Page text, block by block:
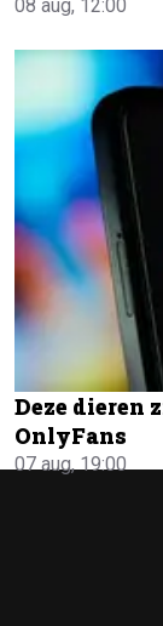
08 aug, 12:00
Deze dieren
OnlyFans
07 aug, 19:00